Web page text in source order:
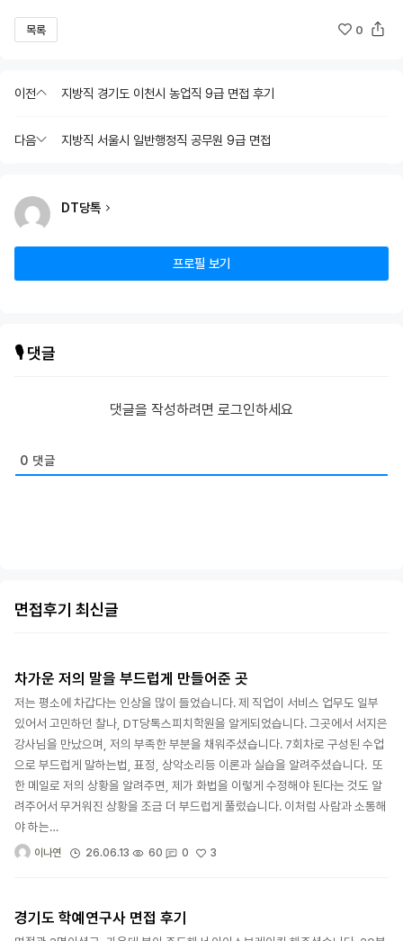
목록 0
이전 지방직 경기도 이천시 농업직 9급 면접 후기
다음 지방직 서울시 일반행정직 공무원 9급 면접
DT당톡
프로필 보기
🎙️ 댓글
댓글을 작성하려면 로그인하세요
0 댓글
면접후기 최신글
차가운 저의 말을 부드럽게 만들어준 곳
저는 평소에 차갑다는 인상을 많이 들었습니다. 제 직업이 서비스 업무도 일부
있어서 고민하던 찰나, DT당톡스피치학원을 알게되었습니다. 그곳에서 서지은
강사님을 만났으며, 저의 부족한 부분을 채워주셨습니다. 7회차로 구성된 수업
으로 부드럽게 말하는법, 표정, 상악소리등 이론과 실습을 알려주셨습니다. 또
한 메일로 저의 상황을 알려주면, 제가 화법을 이렇게 수정해야 된다는 것도 알
려주어서 무거워진 상황을 조금 더 부드럽게 풀렀습니다. 이처럼 사람과 소통해
야 하는…
이나연 26.06.13 60 0 3
경기도 학예연구사 면접 후기